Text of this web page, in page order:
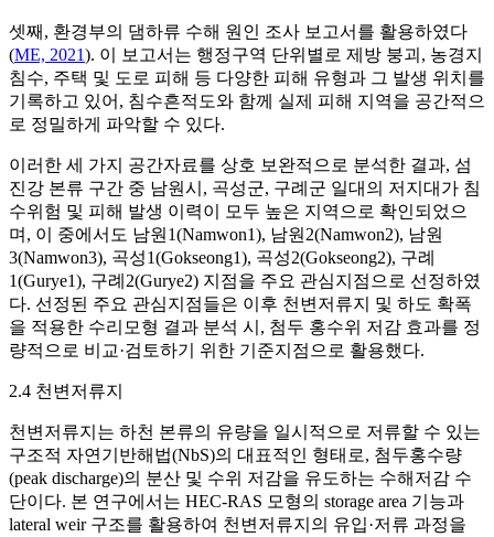
셋째, 환경부의 댐하류 수해 원인 조사 보고서를 활용하였다
(ME, 2021). 이 보고서는 행정구역 단위별로 제방 붕괴, 농경지
침수, 주택 및 도로 피해 등 다양한 피해 유형과 그 발생 위치를
기록하고 있어, 침수흔적도와 함께 실제 피해 지역을 공간적으
로 정밀하게 파악할 수 있다.
이러한 세 가지 공간자료를 상호 보완적으로 분석한 결과, 섬
진강 본류 구간 중 남원시, 곡성군, 구례군 일대의 저지대가 침
수위험 및 피해 발생 이력이 모두 높은 지역으로 확인되었으
며, 이 중에서도 남원1(Namwon1), 남원2(Namwon2), 남원
3(Namwon3), 곡성1(Gokseong1), 곡성2(Gokseong2), 구례
1(Gurye1), 구례2(Gurye2) 지점을 주요 관심지점으로 선정하였
다. 선정된 주요 관심지점들은 이후 천변저류지 및 하도 확폭
을 적용한 수리모형 결과 분석 시, 첨두 홍수위 저감 효과를 정
량적으로 비교·검토하기 위한 기준지점으로 활용했다.
2.4 천변저류지
천변저류지는 하천 본류의 유량을 일시적으로 저류할 수 있는
구조적 자연기반해법(NbS)의 대표적인 형태로, 첨두홍수량
(peak discharge)의 분산 및 수위 저감을 유도하는 수해저감 수
단이다. 본 연구에서는 HEC-RAS 모형의 storage area 기능과
lateral weir 구조를 활용하여 천변저류지의 유입·저류 과정을